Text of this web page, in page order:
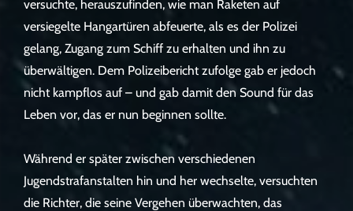
versuchte, herauszufinden, wie man Raketen auf
versiegelte Hangartüren abfeuerte, als es der Polizei
gelang, Zugang zum Schiff zu erhalten und ihn zu
überwältigen. Dem Polizeibericht zufolge gab er jedoch
nicht kampflos auf – und gab damit den Sound für das
Leben vor, das er nun beginnen sollte.
Während er später zwischen verschiedenen
Jugendstrafanstalten hin und her wechselte, versuchten
die Richter, die seine Vergehen überwachten, das